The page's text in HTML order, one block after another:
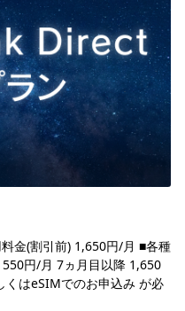
金(割引前) 1,650円/月 ■各種
円/月 7ヵ月目以降 1,650
はeSIMでのお申込み が必